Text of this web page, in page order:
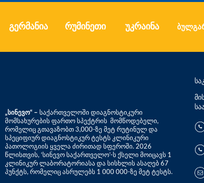
გერმანია რუმინეთი უკრაინა
„სინევო“ – საქართველოში დიაგნოსტიკური
მომსახურების ფართო სპექტრის მომწოდებელი,
რომელიც გთავაზობთ 3,000-ზე მეტ რუტინულ და
სპეციფიურ დიაგნოსტიკურ ტესტს კლინიკური
პათოლოგიის ყველა ძირითად სფეროში. 2026
წლისთვის, ‘სინევო საქართველო’-ს ქსელი მოიცავს 1
კლინიკურ ლაბორატორიასა და სისხლის ასაღებ 67
პუნქტს, რომელიც ასრულებს 1 000 000-ზე მეტ ტესტს.